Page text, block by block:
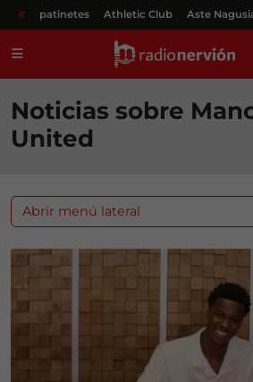
# patinetes Athletic Club Aste
Noticias sobre
United
Abrir menú lateral